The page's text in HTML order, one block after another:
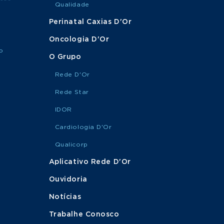
Alongamento Ósseo
Qualidade
Perinatal Caxias D'Or
Oncologia D'Or
O Grupo
Rede D'Or
Rede Star
IDOR
Cardiologia D'Or
Qualicorp
Aplicativo Rede D'Or
Ouvidoria
Notícias
Trabalhe Conosco